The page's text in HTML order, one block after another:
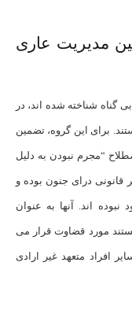
مدیریت عاری
گناه شناخته شده اند، در
برای این گروه، تضمین
“مجرم نبودن به دلیل
درای جنون بوده و
اند. آنها به عنوان
مورد قضاوت قرار می
افراد متعهد غیر ارادی